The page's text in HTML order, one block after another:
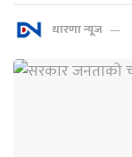
धारणा न्यूज